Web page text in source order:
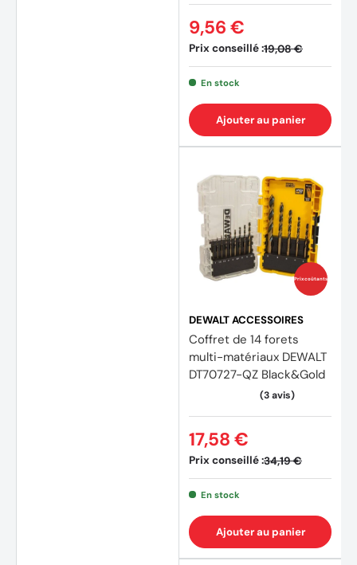
(4
Prix conseillé :19,08 €
9,56 €
En stock
Ajouter au panier
Prix coûtants
DEWALT ACCESSOIRES
Coffret de 14 forets
multi-matériaux DEWALT
DT70727-QZ Black&Gold
Prix conseillé :34,19 €
17,58 €
En stock
Ajouter au panier